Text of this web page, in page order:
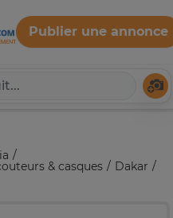
Publier une annonce
& casques Dakar